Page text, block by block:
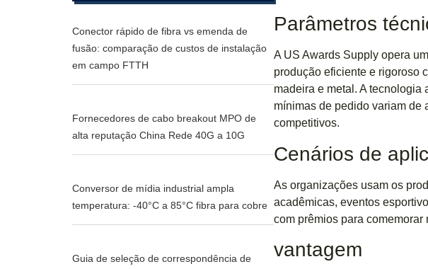
Conector rápido de fibra vs emenda de
fusão: comparação de custos de instalação
em campo FTTH
Fornecedores de cabo breakout MPO de
alta reputação China Rede 40G a 10G
Conversor de mídia industrial ampla
temperatura: -40°C a 85°C fibra para cobre
Guia de seleção de correspondência de
Parâmetros
A US Awards Supply opera
produção eficiente e rigoroso
madeira e metal. A
mínimas de pedido variam de
competitivos.
Cenários de
As organizações usam os
acadêmicas, eventos
com prêmios para
vantagem